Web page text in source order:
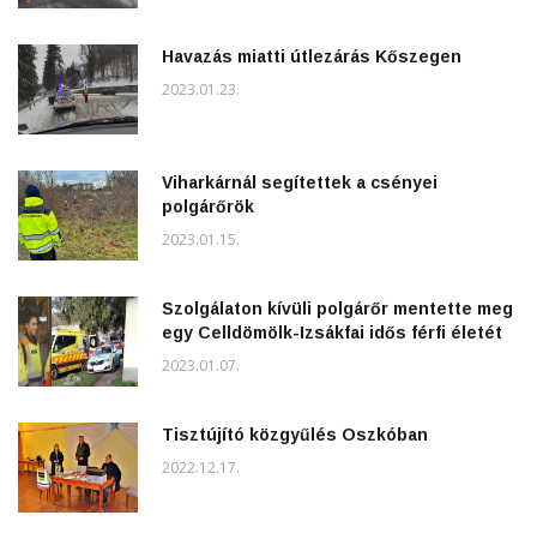
Havazás miatti útlezárás Kőszegen
2023.01.23.
Viharkárnál segítettek a csényei
polgárőrök
2023.01.15.
Szolgálaton kívüli polgárőr mentette meg
egy Celldömölk-Izsákfai idős férfi életét
2023.01.07.
Tisztújító közgyűlés Oszkóban
2022.12.17.